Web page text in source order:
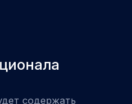
содержать